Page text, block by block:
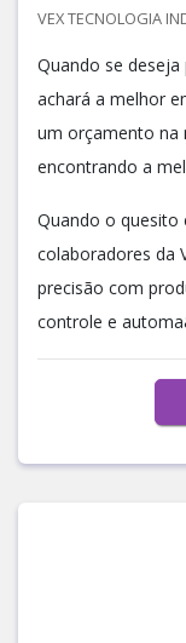
VEX TECNOLOGIA
Quando se
achará a melhor
um orçamento na
encontrando a
Quando o
colaboradores da
precisão com
controle e